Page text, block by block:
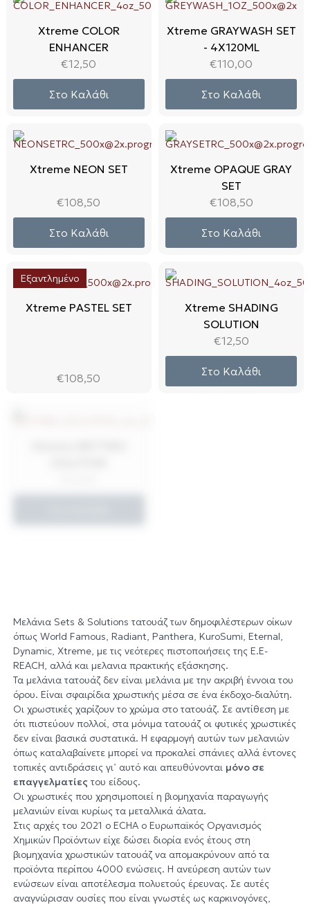
Xtreme COLOR
ENHANCER
€12,50
Στο Καλάθι
Xtreme GRAYWASH SET
- 4X120ML
€110,00
Στο Καλάθι
Xtreme NEON SET
€108,50
Στο Καλάθι
Xtreme OPAQUE GRAY
SET
€108,50
Στο Καλάθι
Εξαντλημένο
Xtreme PASTEL SET
€108,50
Xtreme SHADING
SOLUTION
€12,50
Στο Καλάθι
Μελάνια Sets & Solutions τατουάζ των δημοφιλέστερων οίκων
όπως World Famous, Radiant, Panthera, KuroSumi, Eternal,
Dynamic, Xtreme, με τις νεότερες πιστοποιήσεις της Ε.Ε-
REACH, αλλά και μελανια πρακτικής εξάσκησης.
Τα μελάνια τατουάζ δεν είναι μελάνια με την ακριβή έννοια του
όρου. Είναι σφαιρίδια χρωστικής μέσα σε ένα έκδοχο-διαλύτη.
Οι χρωστικές χαρίζουν το χρώμα στο τατουάζ. Σε αντίθεση με
ότι πιστεύουν πολλοί, στα μόνιμα τατουάζ οι φυτικές χρωστικές
δεν είναι βασικά συστατικά. Η εφαρμογή αυτών των μελανιών
όπως καταλαβαίνετε μπορεί να προκαλεί σπάνιες αλλά έντονες
τοπικές αντιδράσεις γι’ αυτό και απευθύνονται μόνο σε
επαγγελματίες του είδους.
Οι χρωστικές που χρησιμοποιεί η βιομηχανία παραγωγής
μελανιών είναι κυρίως τα μεταλλικά άλατα.
Στις αρχές του 2021 ο ECHA ο Ευρωπαϊκός Οργανισμός
Χημικών Προϊόντων είχε δώσει διορία ενός έτους στη
βιομηχανία χρωστικών τατουάζ να απομακρύνουν από τα
προϊόντα περίπου 4000 ενώσεις. Η ανεύρεση αυτών των
ενώσεων είναι αποτέλεσμα πολυετούς έρευνας. Σε αυτές
αναγνώρισαν ουσίες που είναι γνωστές ως καρκινογόνες,